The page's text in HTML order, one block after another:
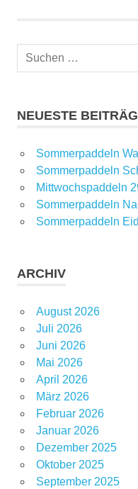
Suchen
NEUESTE
Sommerpaddeln
Sommerpaddeln
Mittwochspaddeln
Sommerpaddeln
Sommerpaddeln
ARCHIV
August 2026
Juli 2026
Juni 2026
Mai 2026
April 2026
März 2026
Februar 2026
Januar 2026
Dezember 2025
Oktober 2025
September 2025